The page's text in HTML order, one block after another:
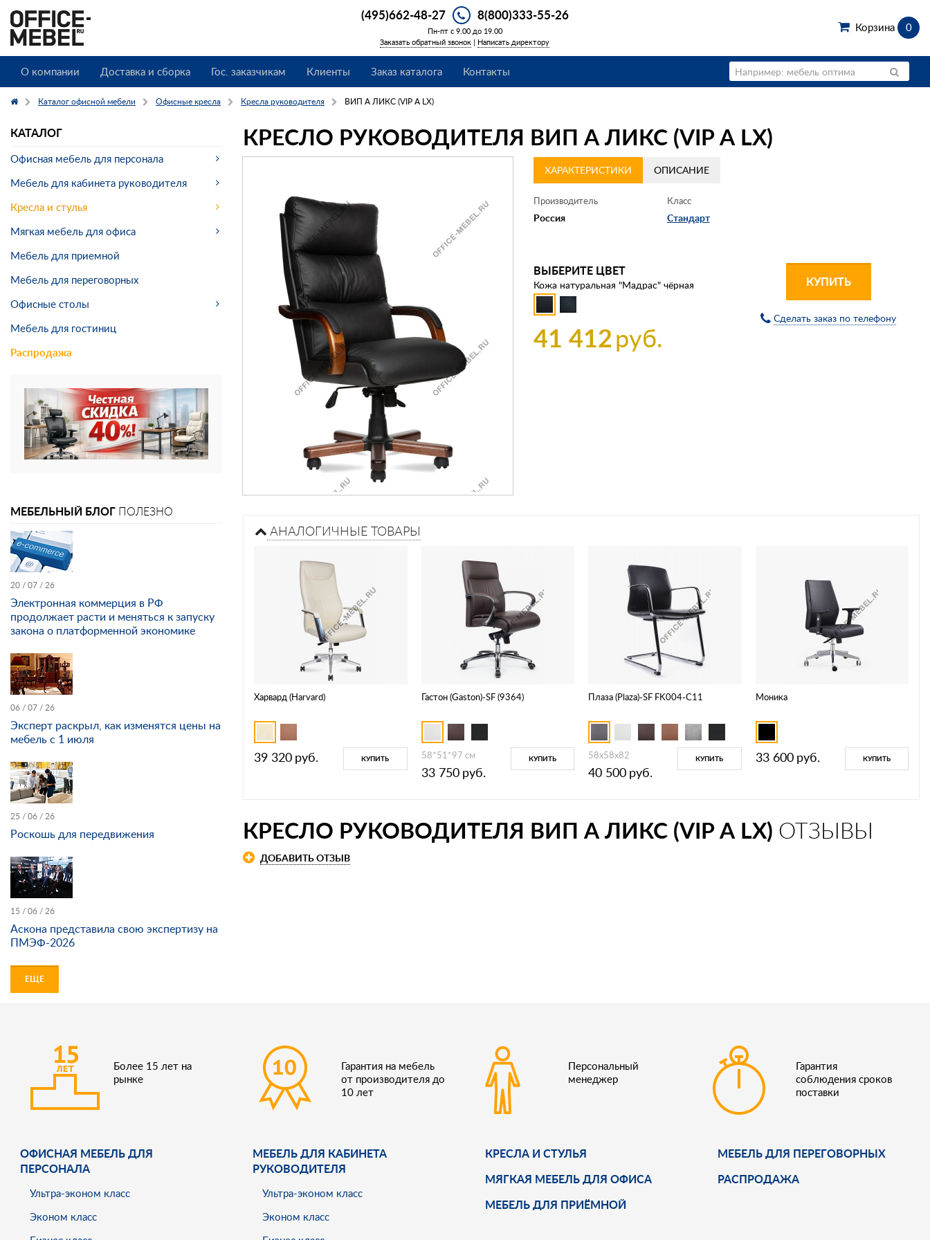
(495)662-48-27 8(800)333-55-26
Пн-пт с 9.00 до 19.00
Заказать обратный звонок | Написать директору
Корзина 0
О компании Доставка и сборка Гос. заказчикам Клиенты Заказ каталога Контакты
Каталог офисной мебели Офисные кресла Кресла руководителя ВИП А ЛИКС (VIP А LX)
КРЕСЛО РУКОВОДИТЕЛЯ ВИП А ЛИКС (VIP А LX)
ХАРАКТЕРИСТИКИ ОПИСАНИЕ
Производитель
Россия
Класс
Стандарт
ВЫБЕРИТЕ ЦВЕТ
Кожа натуральная "Мадрас" чёрная
41 412руб.
КУПИТЬ
Сделать заказ по телефону
АНАЛОГИЧНЫЕ ТОВАРЫ
Харвард (Harvard)
39 320 руб. КУПИТЬ
Гастон (Gaston)-SF (9364)
58*51*97 см
33 750 руб.
КУПИТЬ
Плаза (Plaza)-SF FK004-С11
58х58х82
40 500 руб.
КУПИТЬ
Моника
33 600 руб. КУПИТЬ
КРЕСЛО РУКОВОДИТЕЛЯ ВИП А ЛИКС (VIP А LX) ОТЗЫВЫ
ДОБАВИТЬ ОТЗЫВ
КАТАЛОГ
Офисная мебель для персонала
Мебель для кабинета руководителя
Кресла и стулья
Мягкая мебель для офиса
Мебель для приемной
Мебель для переговорных
Офисные столы
Мебель для гостиниц
Распродажа
МЕБЕЛЬНЫЙ БЛОГ ПОЛЕЗНО
20 / 07 / 26
Электронная коммерция в РФ
продолжает расти и меняться к запуску
закона о платформенной экономике
06 / 07 / 26
Эксперт раскрыл, как изменятся цены на
мебель с 1 июля
25 / 06 / 26
Роскошь для передвижения
15 / 06 / 26
Аскона представила свою экспертизу на
ПМЭФ-2026
ЕЩЕ
Более 15 лет на
рынке
Гарантия на мебель
от производителя до
10 лет
Персональный
менеджер
Гарантия
соблюдения сроков
поставки
ОФИСНАЯ МЕБЕЛЬ ДЛЯ
ПЕРСОНАЛА
Ультра-эконом класс
Эконом класс
МЕБЕЛЬ ДЛЯ КАБИНЕТА
РУКОВОДИТЕЛЯ
Ультра-эконом класс
Эконом класс
КРЕСЛА И СТУЛЬЯ
МЯГКАЯ МЕБЕЛЬ ДЛЯ ОФИСА
МЕБЕЛЬ ДЛЯ ПРИЁМНОЙ
МЕБЕЛЬ ДЛЯ ПЕРЕГОВОРНЫХ
РАСПРОДАЖА